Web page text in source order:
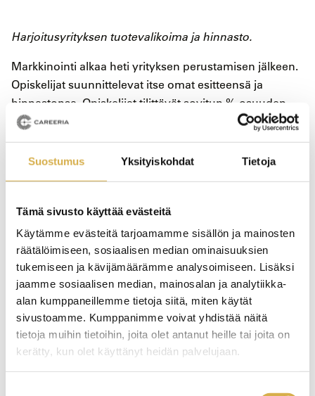
Suostumus Yksityiskohdat Tietoja
Tämä sivusto käyttää evästeitä
Käytämme evästeitä tarjoamamme sisällön ja mainosten
räätälöimiseen, sosiaalisen median ominaisuuksien
tukemiseen ja kävijämäärämme analysoimiseen. Lisäksi
jaamme sosiaalisen median, mainosalan ja analytiikka-
alan kumppaneillemme tietoja siitä, miten käytät
sivustoamme. Kumppanimme voivat yhdistää näitä
tietoja muihin tietoihin, joita olet antanut heille tai joita on
kerätty, kun olet käyttänyt heidän palvelujaan.
Harjoitusyrityksen tuotevalikoima ja hinnasto.
Markkinointi alkaa heti yrityksen perustamisen jälkeen.
Opiskelijat suunnittelevat itse omat esitteensä ja
hinnastonsa. Opiskelijat tilittävät sovitun %-osuuden
palvelutuloista oppilaitokselle.
– Ohjeistan opiskelijat olemaan yhteydessä OP-
pankkiin, joka on NYTin yhteistyöpankki. Opiskelijat
tuotoksillaan ja yritystoiminnallaan. Opettajan
palautteen ja arvioinnin lisäksi opiskelijat tekevät myös
itsearvioinnin. Vuosi Yrittäjänä -kurssi täydentää hyvin
opiskelijoiden ammattialan osaamista. Siinä
opiskellaan yrittäjyyttä omalla alalla toteuttamalla
oikeaa yritystoimintaa.